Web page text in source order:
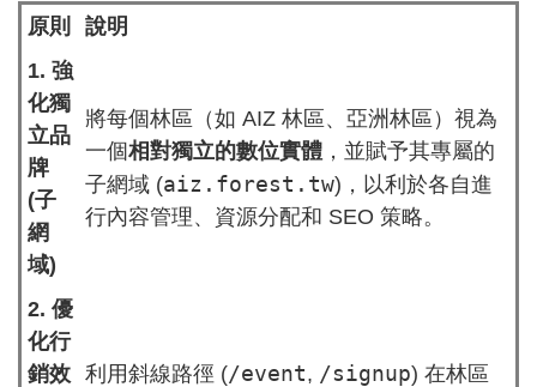
原則
說明
1. 強
化獨
立品
牌
(子
網
域)
將每個林區（如 AIZ 林區、亞洲林區）視為
一個相對獨立的數位實體 ，並賦予其專屬的
子網域 (aiz.forest.tw)，以利於各自進
行內容管理、資源分配和 SEO 策略。
2. 優
化行
銷效 利用斜線路徑 (/event, /signup) 在林區